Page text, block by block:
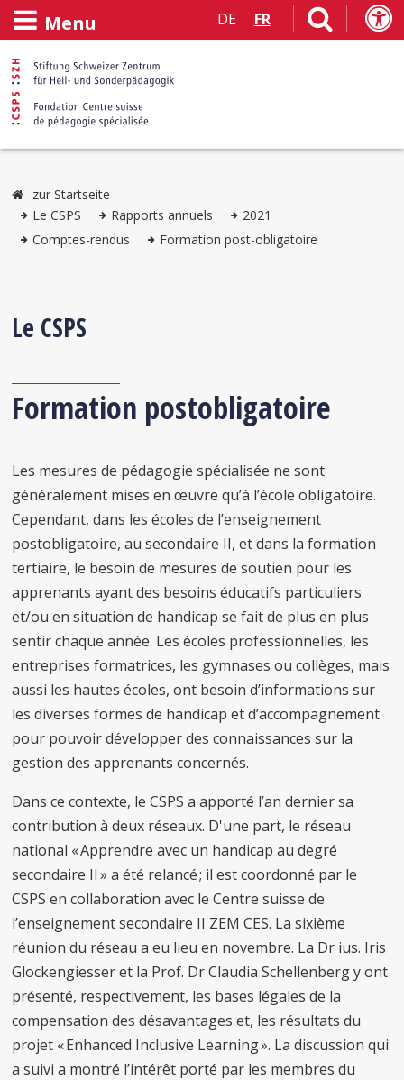
Menu DE FR
zur Startseite
Le CSPS
Rapports annuels
2021
Comptes-rendus
Formation post-obligatoire
Le CSPS
Formation postobligatoire
Les mesures de pédagogie spécialisée ne sont
généralement mises en œuvre qu’à l’école obligatoire.
Cependant, dans les écoles de l’enseignement
postobligatoire, au secondaire II, et dans la formation
tertiaire, le besoin de mesures de soutien pour les
apprenants ayant des besoins éducatifs particuliers
et/ou en situation de handicap se fait de plus en plus
sentir chaque année. Les écoles professionnelles, les
entreprises formatrices, les gymnases ou collèges, mais
aussi les hautes écoles, ont besoin d’informations sur
les diverses formes de handicap et d’accompagnement
pour pouvoir développer des connaissances sur la
gestion des apprenants concernés.
Dans ce contexte, le CSPS a apporté l’an dernier sa
contribution à deux réseaux. D'une part, le réseau
national « Apprendre avec un handicap au degré
secondaire II » a été relancé ; il est coordonné par le
CSPS en collaboration avec le Centre suisse de
l’enseignement secondaire II ZEM CES. La sixième
réunion du réseau a eu lieu en novembre. La Dr ius. Iris
Glockengiesser et la Prof. Dr Claudia Schellenberg y ont
présenté, respectivement, les bases légales de la
compensation des désavantages et, les résultats du
projet « Enhanced Inclusive Learning ». La discussion qui
a suivi a montré l’intérêt porté par les membres du